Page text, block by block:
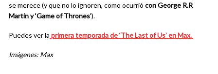
se merece (y que no lo ignoren, como ocurrió con George R.R
Martin y ‘Game of Thrones’).
Puedes ver la primera temporada de ‘The Last of Us’ en Max.
Imágenes: Max